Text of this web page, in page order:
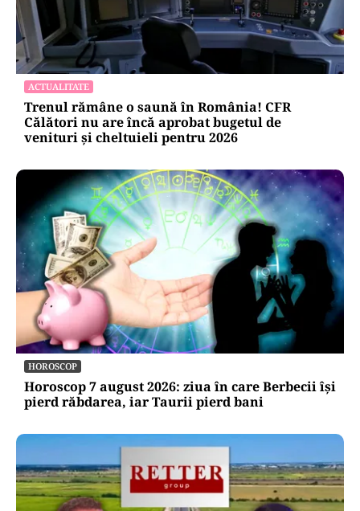
ACTUALITATE
Trenul rămâne o saună în România! CFR
Călători nu are încă aprobat bugetul de
venituri și cheltuieli pentru 2026
HOROSCOP
Horoscop 7 august 2026: ziua în care Berbecii își
pierd răbdarea, iar Taurii pierd bani